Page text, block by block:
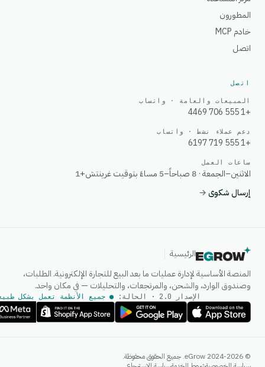
المطورون
خادم MCP
اتصل
اتصل
المبيعات والعامة · واتساب
+1 555 706 4469
دعم عملاء نشط · واتساب
+1 555 719 6197
ساعات العمل
الاثنين–الجمعة · 8 صباحاً–5 مساءً بتوقيت غرينتش+1
إرسال شكوى→
الرئيسية
المنصة الأساسية لإدارة عمليات ما بعد البيع للتجارة الإلكترونية. الطلبات،
وصندوق الوارد، والشحن، والمرتجعات، والتحليلات — في مكان واحد.
الإصدار 2.0 · الحالة: ● جميع الأنظمة تعمل بشكل
© 2024-2026 eGrow. جميع الحقوق محفوظة.
إجابات فورية على واتساب